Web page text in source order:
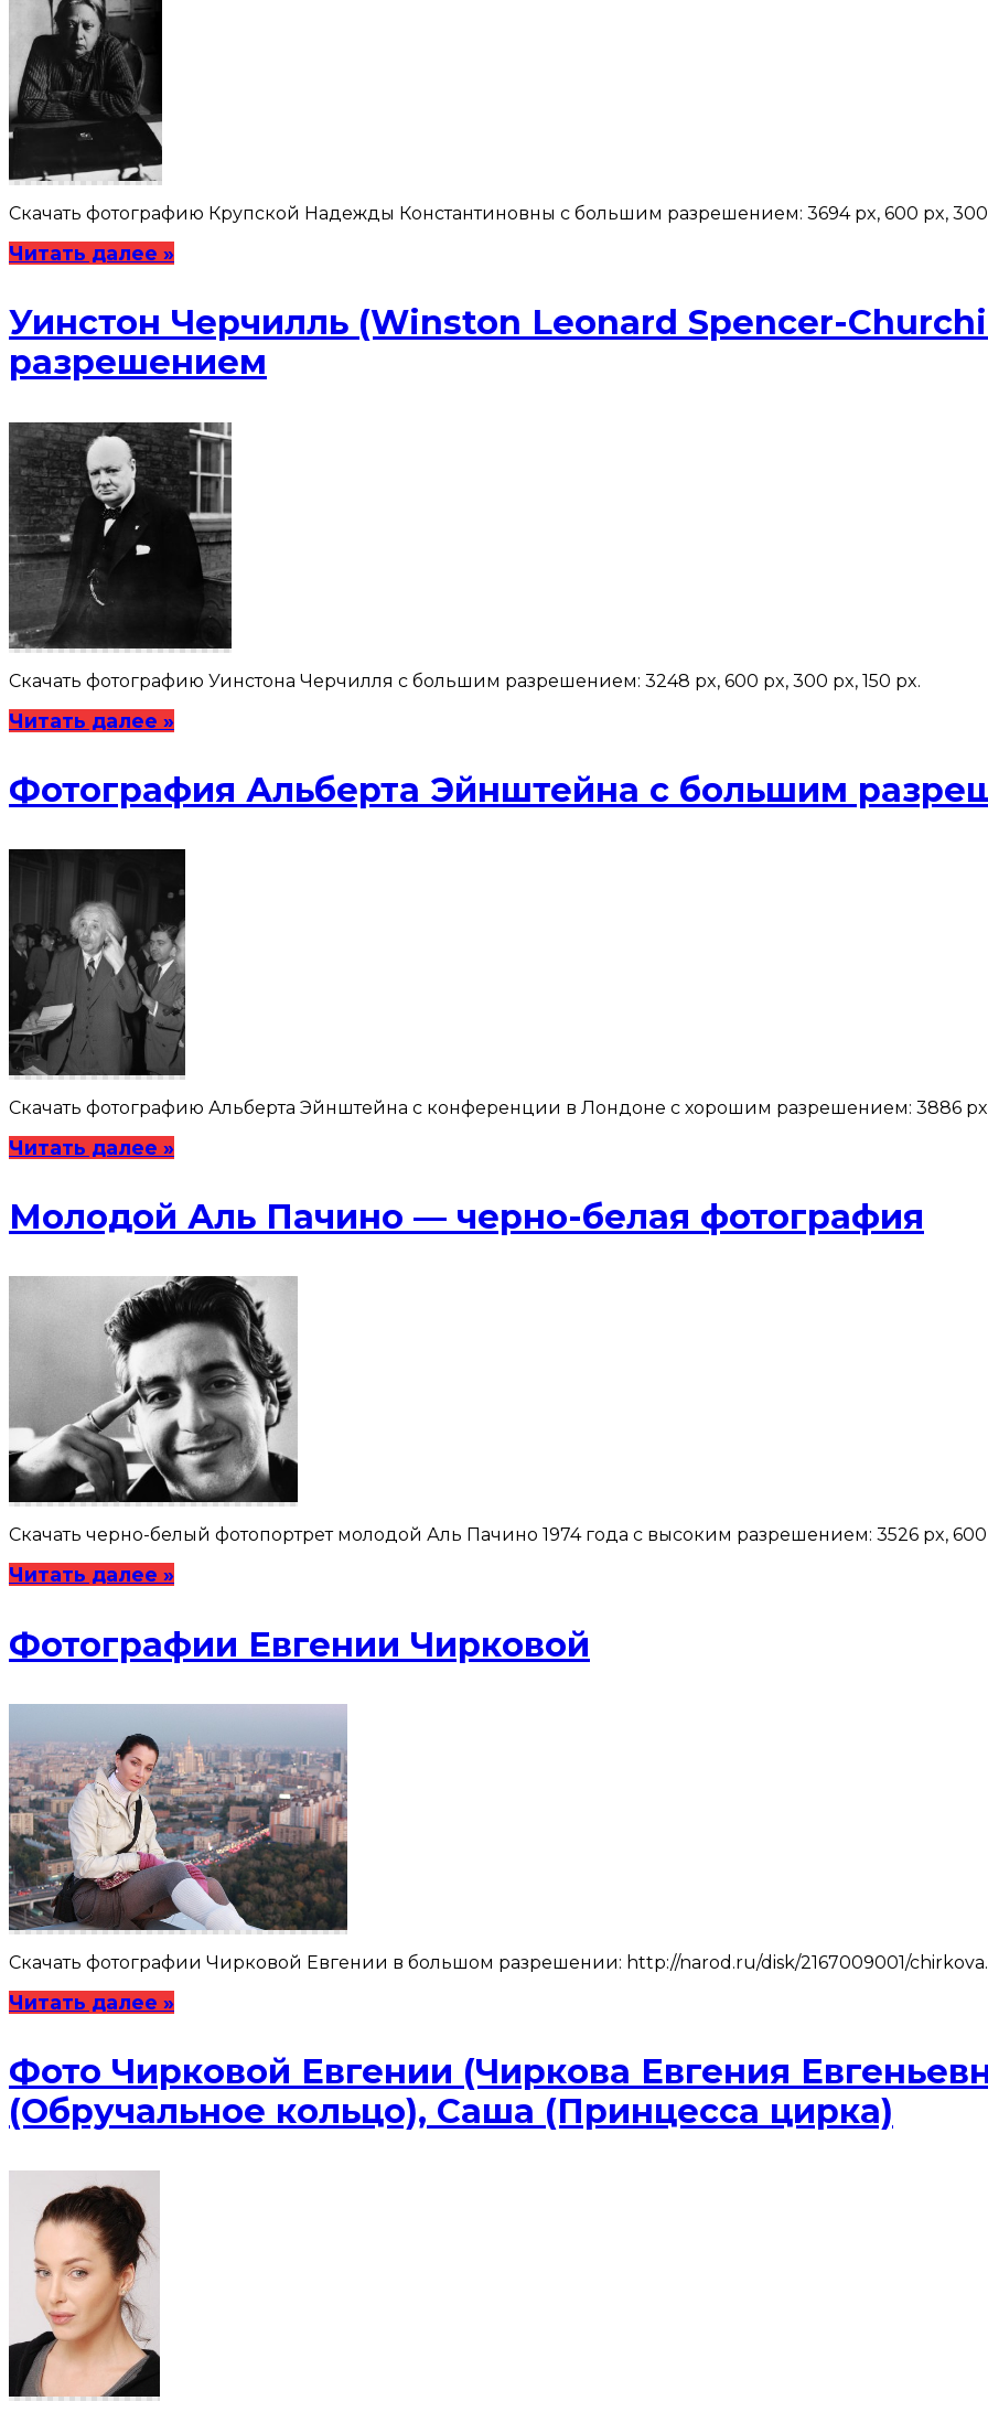
Скачать фотографию Крупской Надежды Константиновны с большим разрешением: 3694 px, 600 px, 300
Читать далее »
Уинстон Черчилль (Winston Leonard Spencer-
разрешением
Скачать фотографию Уинстона Черчилля с большим разрешением: 3248 px, 600 px, 300 px, 150 px.
Читать далее »
Фотография Альберта Эйнштейна с большим
Скачать фотографию Альберта Эйнштейна с конференции в Лондоне с хорошим разрешением: 3886
Читать далее »
Молодой Аль Пачино — черно-белая фотография
Скачать черно-белый фотопортрет молодой Аль Пачино 1974 года с высоким разрешением: 3526 px, 600
Читать далее »
Фотографии Евгении Чирковой
Скачать фотографии Чирковой Евгении в большом разрешении: http://narod.ru/disk/2167009001/
Читать далее »
Фото Чирковой Евгении (Чиркова Евгения
(Обручальное кольцо), Саша (Принцесса цирка)